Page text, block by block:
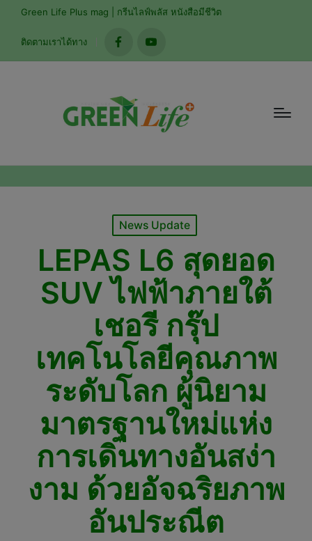
Green Life Plus mag | กรีนไลฟ์พลัส หนังสือมีชีวิต
ติดตามเราได้ทาง
facebookyoutube
Posted
News Update
LEPAS L6 สุดยอด
SUV ไฟฟ้าภายใต้
เชอรี กรุ๊ป
เทคโนโลยีคุณภาพ
ระดับโลก ผู้นิยาม
มาตรฐานใหม่แห่ง
การเดินทางอันสง่า
งาม ด้วยอัจฉริยภาพ
อันประณีต
modal-check